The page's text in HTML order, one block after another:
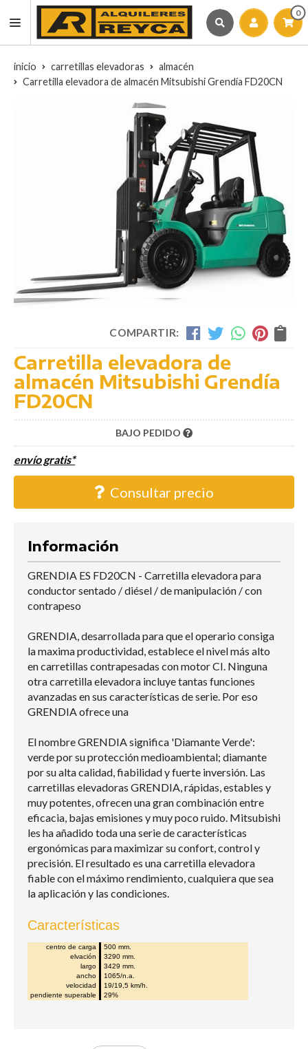
0
inicio carretillas elevadoras
almacén
Carretilla elevadora de almacén Mitsubishi Grendía FD20CN
COMPARTIR:
Carretilla elevadora de
almacén Mitsubishi Grendía
FD20CN
BAJO PEDIDO
envío gratis*
Consultar precio
Información
GRENDIA ES FD20CN - Carretilla elevadora para
conductor sentado / diésel / de manipulación / con
contrapeso
GRENDIA, desarrollada para que el operario consiga
la maxima productividad, establece el nivel más alto
en carretillas contrapesadas con motor CI. Ninguna
otra carretilla elevadora incluye tantas funciones
avanzadas en sus car­act­erís­ticas de serie. Por eso
GRENDIA ofrece una
El nombre GRENDIA significa 'Diamante Verde':
verde por su protección med­ioam­bien­tal; diamante
por su alta calidad, fiabilidad y fuerte inversión. Las
carretillas elevadoras GRENDIA, rápidas, estables y
muy potentes, ofrecen una gran combinación entre
eficacia, bajas emisiones y muy poco ruido. Mitsubishi
les ha añadido toda una serie de car­act­erís­ticas
ergonómicas para maximizar su confort, control y
precisión. El resultado es una carretilla elevadora
fiable con el máximo rendimiento, cualquiera que sea
la aplicación y las condiciones.
Características
centro de carga
500 mm.
elvación
3290 mm.
largo
3429 mm.
ancho
1065/n.a.
velocidad
19/19,5 km/h.
pendiente superable
29%